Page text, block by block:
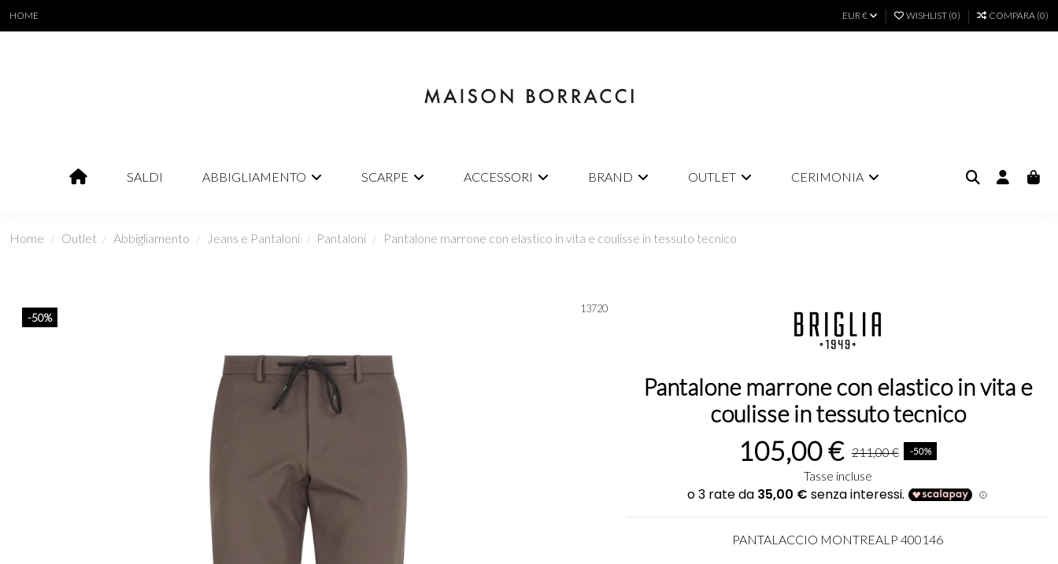
HOME EUR € WISHLIST (0) COMPARA (0)
SALDI ABBIGLIAMENTO SCARPE ACCESSORI BRAND OUTLET CERIMONIA
Home Outlet Abbigliamento Jeans e Pantaloni Pantaloni Pantalone marrone con elastico in vita e coulisse in tessuto tecnico
-50%
13720
Pantalone marrone con elastico in vita e
coulisse in tessuto tecnico
105,00 € 211,00 € -50%
Tasse incluse
PANTALACCIO MONTREALP 400146